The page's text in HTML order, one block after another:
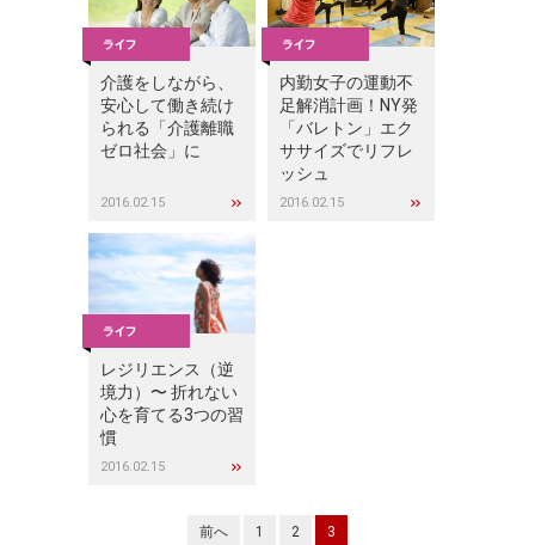
介護をしながら、
安心して働き続け
られる「介護離職
ゼロ社会」に
2016.02.15
内勤女子の運動不
足解消計画！NY発
「バレトン」エク
ササイズでリフレ
ッシュ
2016.02.15
レジリエンス（逆
境力）〜 折れない
心を育てる3つの習
慣
2016.02.15
前へ 1 2 3